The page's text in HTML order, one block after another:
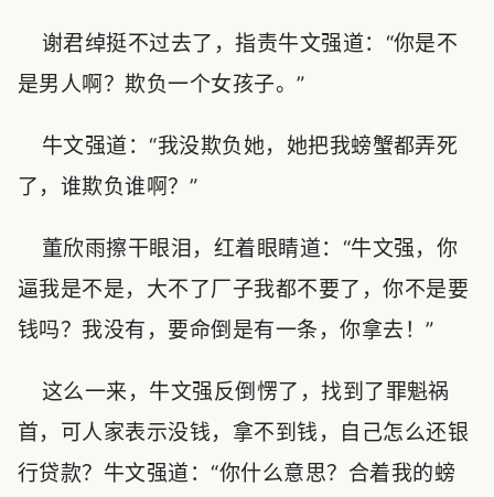
谢君绰挺不过去了，指责牛文强道：“你是不
是男人啊？欺负一个女孩子。”
牛文强道：“我没欺负她，她把我螃蟹都弄死
了，谁欺负谁啊？”
董欣雨擦干眼泪，红着眼睛道：“牛文强，你
逼我是不是，大不了厂子我都不要了，你不是要
钱吗？我没有，要命倒是有一条，你拿去！”
这么一来，牛文强反倒愣了，找到了罪魁祸
首，可人家表示没钱，拿不到钱，自己怎么还银
行贷款？牛文强道：“你什么意思？合着我的螃